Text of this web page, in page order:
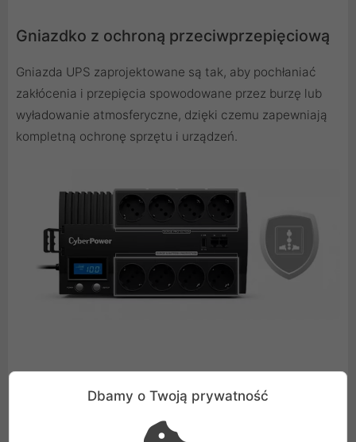
Gniazdko z ochroną przeciwprzepięciową
Gniazda UPS zaprojektowane są tak, aby pochłaniać
zakłócenia i przepięcia spowodowane przez burzę lub
wyładowanie atmosferyczne, dzięki czemu zapewniają
kompletną ochronę sprzętu i urządzeń.
Ochrona linii danych
UPS zapewnia ochronę linii danych w celu ochrony
Dbamy o Twoją prywatność